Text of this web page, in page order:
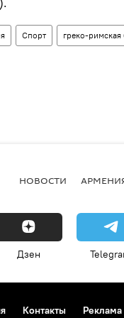
Спорт греко-римская
НОВОСТИ
Дзен
Контакты Реклама